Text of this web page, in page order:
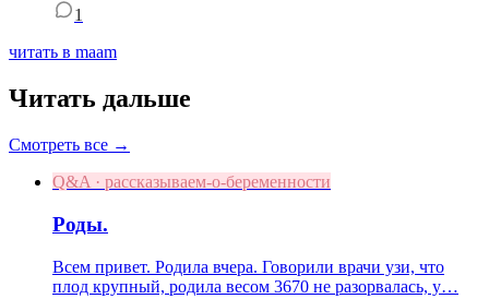
1
читать в maam
Читать дальше
Смотреть все →
Q&A · рассказываем-о-беременности
Роды.
Всем привет. Родила вчера. Говорили врачи узи, что
плод крупный, родила весом 3670 не разорвалась, у…